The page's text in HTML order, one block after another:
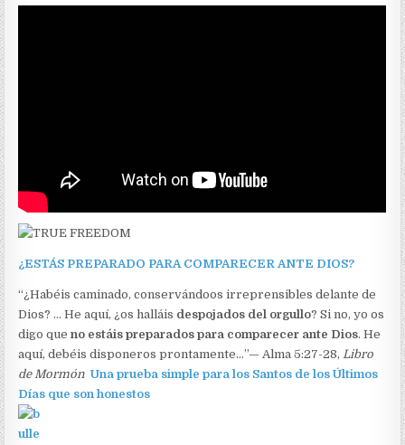
¿ESTÁS PREPARADO PARA COMPARECER ANTE DIOS?
“¿Habéis caminado, conservándoos irreprensibles delante de
Dios? … He aquí, ¿os halláis despojados del orgullo? Si no, yo os
digo queno estáis preparados para comparecer ante Dios. He
aquí, debéis disponeros prontamente…”— Alma 5:27-28, Libro
de MormónUna prueba simple para los Santos de los Últimos
Días que son honestos